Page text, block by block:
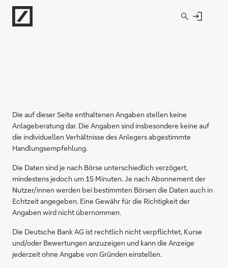
Direkt zur Hauptnavigation (Enter drücken)
Die auf dieser Seite enthaltenen Angaben stellen keine
Anlageberatung dar. Die Angaben sind insbesondere keine auf
die individuellen Verhältnisse des Anlegers abgestimmte
Handlungsempfehlung.
Die Daten sind je nach Börse unterschiedlich verzögert,
mindestens jedoch um 15 Minuten. Je nach Abonnement der
Nutzer/innen werden bei bestimmten Börsen die Daten auch in
Echtzeit angegeben. Eine Gewähr für die Richtigkeit der
Angaben wird nicht übernommen.
Die Deutsche Bank AG ist rechtlich nicht verpflichtet, Kurse
und/oder Bewertungen anzuzeigen und kann die Anzeige
jederzeit ohne Angabe von Gründen einstellen.